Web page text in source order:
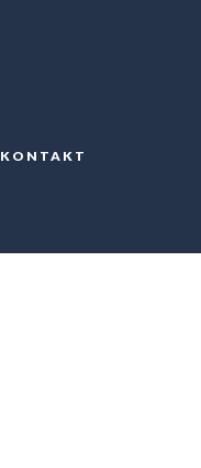
KONTAKT